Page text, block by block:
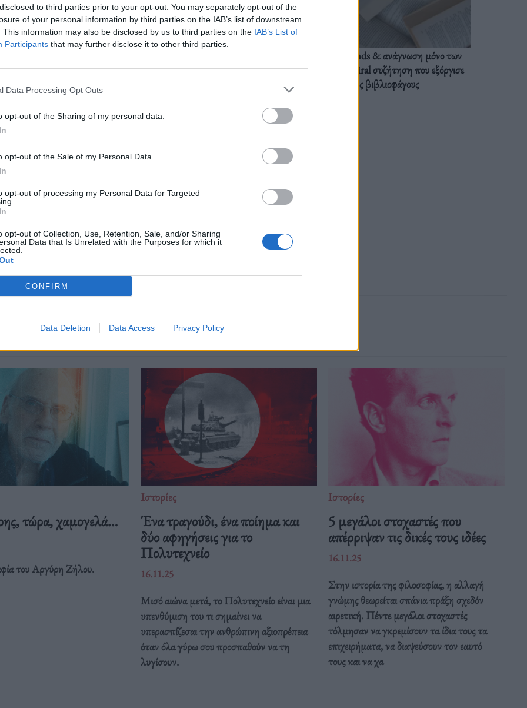
to third parties prior to your opt-out. You may separately opt-out of the
of your personal information by third parties on the IAB’s list of downstream
This information may also be disclosed by us to third parties on the IAB’s List of
Participants that may further disclose it to other third parties.
Data Processing Opt Outs
opt-out of the Sharing of my personal data.
opt-out of the Sale of my Personal Data.
opt-out of processing my Personal Data for Targeted
opt-out of Collection, Use, Retention, Sale, and/or Sharing
Data that Is Unrelated with the Purposes for which it
CONFIRM
Data Deletion Data Access Privacy Policy
Amália Rodrigues τραγούδησε τα
ακάθεκτη στον χρόνο.
BookTok trends & ανάγνωση μόνο των
διαλόγων: Η viral συζήτηση που εξόργισε
τους βιβλιοφάγους
Δείτε επίσης
τώρα, χαμογελά…
του Αργύρη Ζήλου.
Ιστορίες
Ένα τραγούδι, ένα ποίημα και
δύο αφηγήσεις για το
Πολυτεχνείο
16.11.25
Μισό αιώνα μετά, το Πολυτεχνείο είναι μια
υπενθύμιση του τι σημαίνει να
υπερασπίζεσαι την ανθρώπινη αξιοπρέπεια
όταν όλα γύρω σου προσπαθούν να τη
λυγίσουν.
Ιστορίες
5 μεγάλοι στοχαστές που
απέρριψαν τις δικές τους ιδέες
16.11.25
Στην ιστορία της φιλοσοφίας, η αλλαγή
γνώμης θεωρείται σπάνια πράξη σχεδόν
αιρετική. Πέντε μεγάλοι στοχαστές
τόλμησαν να γκρεμίσουν τα ίδια τους τα
επιχειρήματα, να διαψεύσουν τον εαυτό
τους και να χα